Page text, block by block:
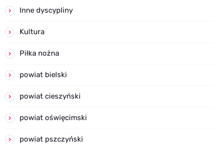
Inne dyscypliny
Kultura
Piłka nożna
powiat bielski
powiat cieszyński
powiat oświęcimski
powiat pszczyński